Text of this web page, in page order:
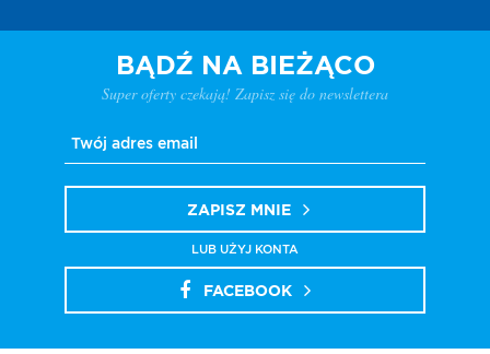
BĄDŹ NA BIEŻĄCO
Super oferty czekają! Zapisz się do newslettera
ZAPISZ MNIE
LUB UŻYJ KONTA
FACEBOOK